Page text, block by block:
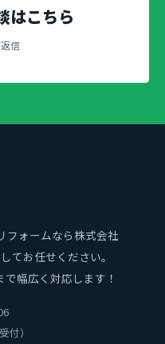
はこちら
信
フォームなら株式会社
てお任せください。
幅広く対応します！
付）